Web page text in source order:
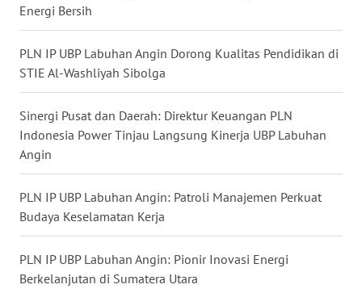
Energi Bersih
PLN IP UBP Labuhan Angin Dorong Kualitas Pendidikan di
STIE Al-Washliyah Sibolga
Sinergi Pusat dan Daerah: Direktur Keuangan PLN
Indonesia Power Tinjau Langsung Kinerja UBP Labuhan
Angin
PLN IP UBP Labuhan Angin: Patroli Manajemen Perkuat
Budaya Keselamatan Kerja
PLN IP UBP Labuhan Angin: Pionir Inovasi Energi
Berkelanjutan di Sumatera Utara
WN
TOBA
WN
NIAS
WN
LANGKAT
WN
TAPANULI